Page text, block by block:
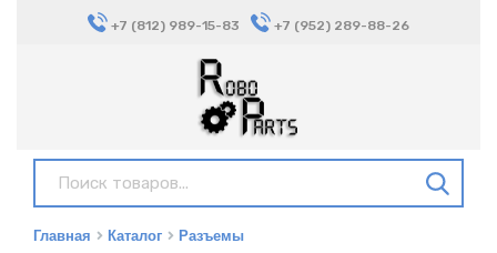
+7 (812) 989-15-83 +7 (952) 289-88-26
Главная Каталог
Разъемы